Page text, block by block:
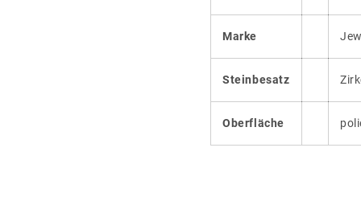
Marke
Steinbesatz
Oberfläche